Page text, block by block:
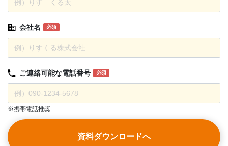
会社名 必須
ご連絡可能な電話番号 必須
※携帯電話推奨
資料ダウンロードへ